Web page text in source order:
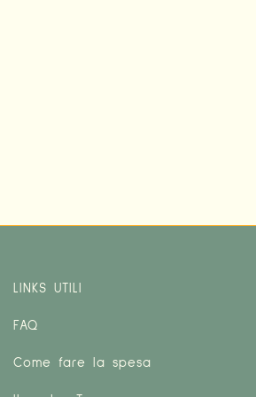
LINKS UTILI
FAQ
Come fare la spesa